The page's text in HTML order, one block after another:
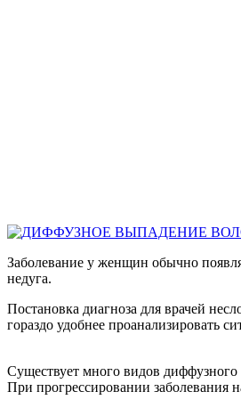
Заболевание у женщин обычно
недуга.
Постановка диагноза для врачей
гораздо удобнее проанализировать
Существует много видов
При прогрессировании заболевания